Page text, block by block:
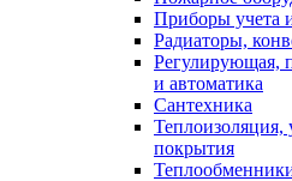
Приборы
Радиаторы,
Регулирующая,
и автоматика
Сантехника
покрытия